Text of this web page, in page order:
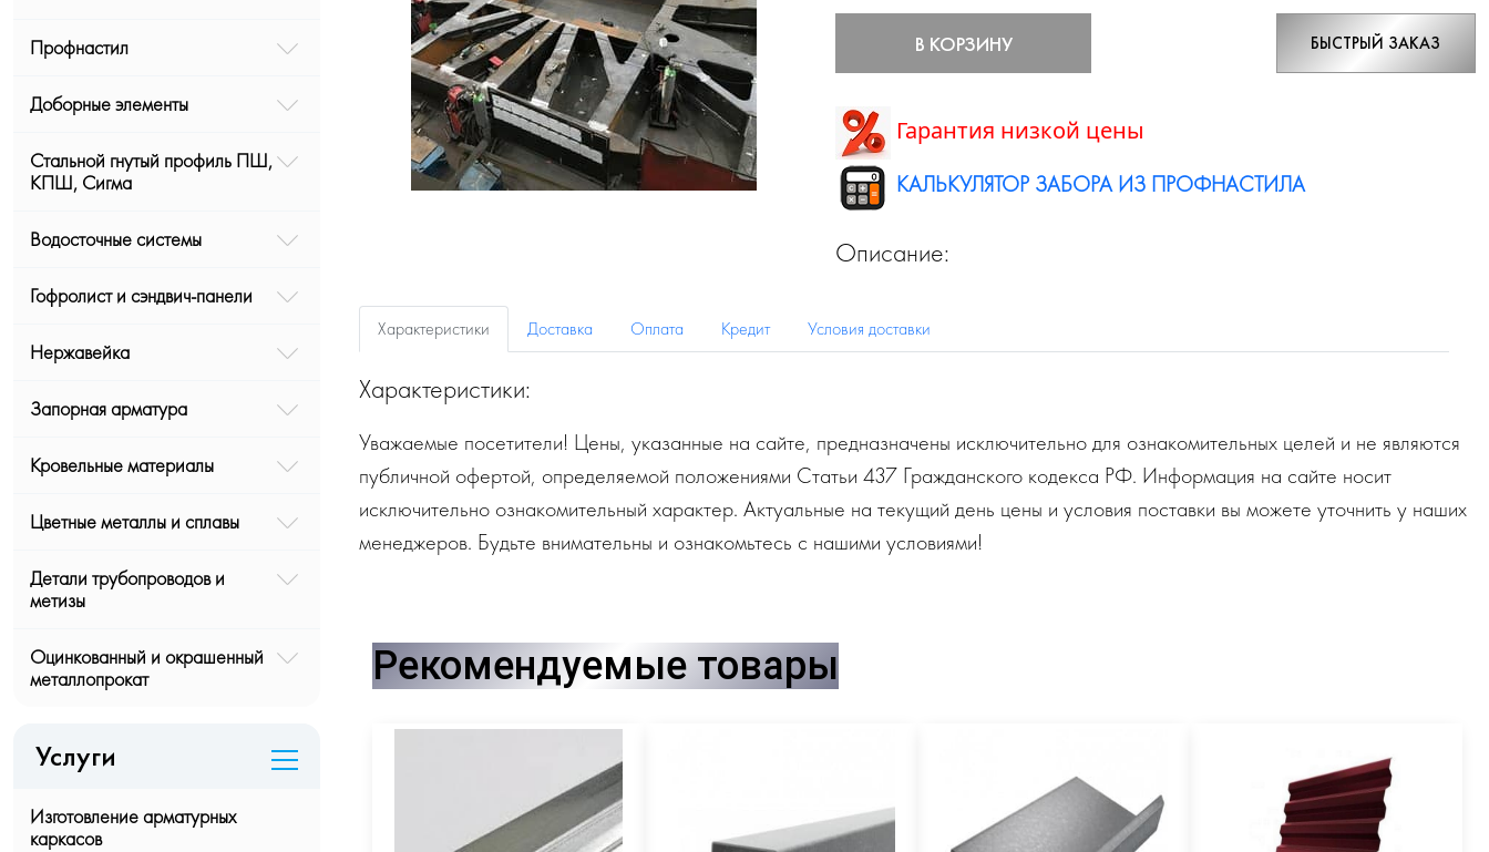
Профнастил
Доборные элементы
Стальной гнутый профиль ПШ,
КПШ, Сигма
Водосточные системы
Гофролист и сэндвич-панели
Нержавейка
Запорная арматура
Кровельные материалы
Цветные металлы и сплавы
Детали трубопроводов и
метизы
Оцинкованный и окрашенный
металлопрокат
Услуги
Изготовление арматурных
каркасов
В КОРЗИНУ БЫСТРЫЙ ЗАКАЗ
Гарантия низкой цены
КАЛЬКУЛЯТОР ЗАБОРА ИЗ ПРОФНАСТИЛА
Описание:
Характеристики Доставка Оплата Кредит Условия доставки
Характеристики:
Уважаемые посетители! Цены, указанные на сайте, предназначены исключительно для ознакомительных целей и не являются
публичной офертой, определяемой положениями Статьи 437 Гражданского кодекса РФ. Информация на сайте носит
исключительно ознакомительный характер. Актуальные на текущий день цены и условия поставки вы можете уточнить у наших
менеджеров. Будьте внимательны и ознакомьтесь с нашими условиями!
Рекомендуемые товары